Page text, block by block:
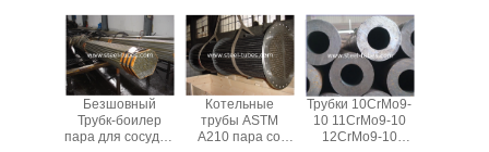
Безшовный
Трубк-боилер
пара для сосудов
Котельные
трубы ASTM
A210 пара со
Трубки 10CrMo9-
10 11CrMo9-10
12CrMo9-10